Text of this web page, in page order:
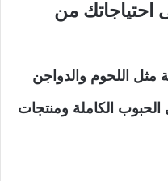
من
مثل اللحوم والدواجن
الكاملة ومنتجات